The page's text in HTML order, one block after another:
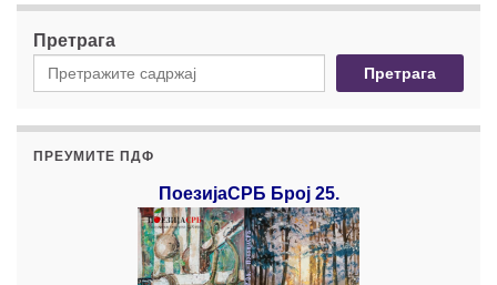
Претрага
Претрага
ПРЕУМИТЕ ПДФ
ПоезијаСРБ Број 25.